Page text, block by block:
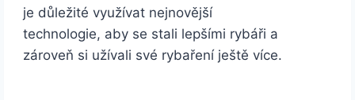
je důležité využívat nejnovější
technologie, aby se stali lepšími rybáři a
zároveň si užívali své rybaření ještě více.